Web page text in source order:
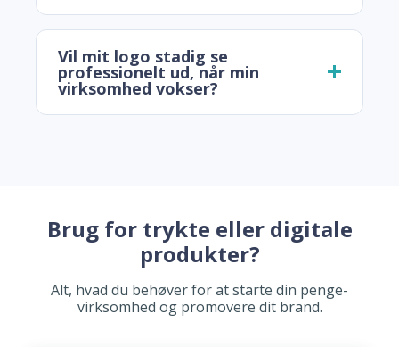
Vil mit logo stadig se
professionelt ud, når min
virksomhed vokser?
Brug for trykte eller digitale
produkter?
Alt, hvad du behøver for at starte din penge-
virksomhed og promovere dit brand.